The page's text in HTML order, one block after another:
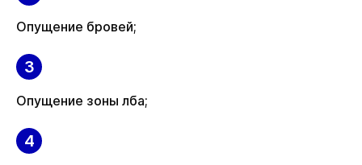
Опущение бровей;
Опущение зоны лба;